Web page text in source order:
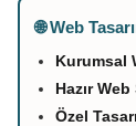
🌐 Web
Kurumsal
Hazır
Özel